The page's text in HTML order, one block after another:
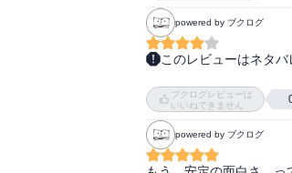
【堤】山西市動物公園の
【ディオゲネス★】服部
でも表現すべき不思議な
【テレビカメラ】《テ
【動物園】犯罪現場に
でとても捜査しにくい。
【動物園同士の関係】《
powered by ブクログ
このレビューはネタバ
今回もとても面白かっ
れていて、確かに象が
変わらず際立ち、リズ
ブクログレビューは
いいねできません
powered by ブクログ